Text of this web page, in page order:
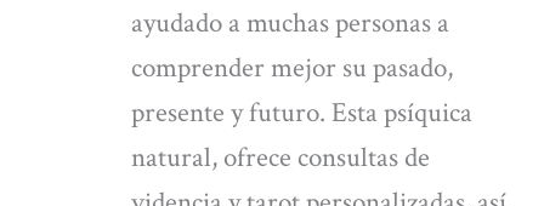
ayudado a muchas personas a
comprender mejor su pasado,
presente y futuro. Esta psíquica
natural, ofrece consultas de